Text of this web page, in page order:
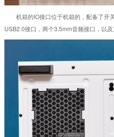
机箱的IO接口位于机箱的，配备了开
USB2.0接口，两个3.5mm音频接口，以及